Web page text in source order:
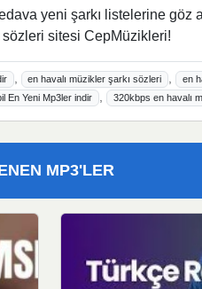
yeni şarkı listelerine göz
sitesi CepMüzikleri!
, en havalı müzikler şarkı sözleri , en
En Yeni Mp3ler indir , 320kbps en havalı
MP3'LER